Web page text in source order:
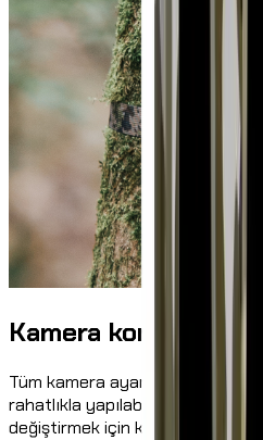
Kamera kontrolü
Tüm kamera ayarları
rahatlıkla yapılabilir. Böylece
değiştirmek için kameraya